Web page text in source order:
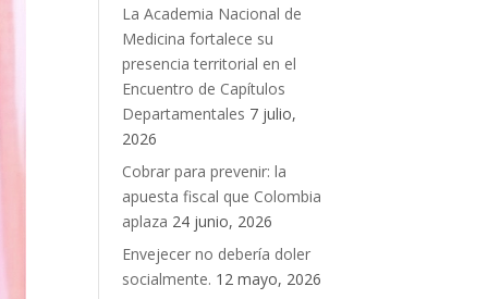
La Academia Nacional de
Medicina fortalece su
presencia territorial en el
Encuentro de Capítulos
Departamentales 7 julio,
2026
Cobrar para prevenir: la
apuesta fiscal que Colombia
aplaza 24 junio, 2026
Envejecer no debería doler
socialmente. 12 mayo, 2026